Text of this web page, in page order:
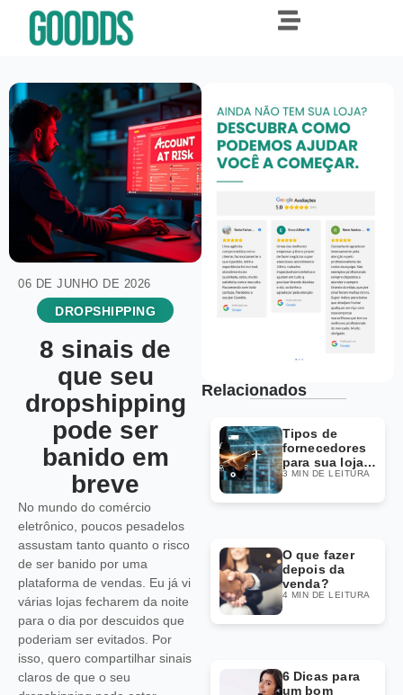
06 DE JUNHO DE 2026
DROPSHIPPING
8 sinais de
que seu
dropshipping
pode ser
banido em
breve
No mundo do comércio
eletrônico, poucos pesadelos
assustam tanto quanto o risco
de ser banido por uma
plataforma de vendas. Eu já vi
várias lojas fecharem da noite
para o dia por descuidos que
poderiam ser evitados. Por
isso, quero compartilhar sinais
claros de que o seu
Relacionados
Tipos de
fornecedores
para sua loja
Dropshipping
3 MIN DE LEITURA
O que fazer
depois da
venda?
4 MIN DE LEITURA
6 Dicas para
um bom